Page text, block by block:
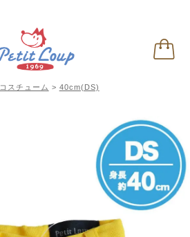
コスチューム
40cm(DS)